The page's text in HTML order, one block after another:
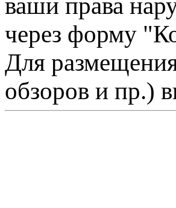
ваши права
через форму
Для
обзоров и пр.)